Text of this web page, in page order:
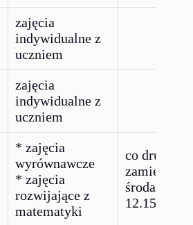
zajęcia
indywidualne z
uczniem
zajęcia
indywidualne z
uczniem
* zajęcia
wyrównawcze
* zajęcia
rozwijające z
matematyki
co drugi
zamiennie –
środa 11.30
12.15